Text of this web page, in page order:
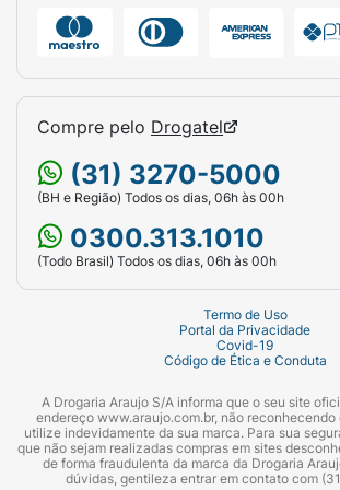
Contém derivados de trigo e leite.
lactose e glúten.
Ingredientes:Farinha de trigo
com ferro e ácido fólico (55%),
em pó integral (20%), vitaminas
pantotenato de cálcio), vitamina B6
(cloridrato de piridoxina) e
(tiamina mononitrato)], minerais
(fosfato de cálcio dibásico), ferro
ferroso) e zinco (óxido de zinco)],
Modo de Conservação:Coloque
em um recipiente limpo e seco,
armazene em local fresco e seco.
Compre pelo Drogatel
(31) 3270-5000
(BH e Região) Todos os dias, 06h às 00h
0300.313.1010
(Todo Brasil) Todos os dias, 06h às 00h
Termo de Uso
Portal da Privacidade
Covid-19
Código de Ética e Conduta
A Drogaria Araujo S/A informa que o seu site
endereço www.araujo.com.br, não
utilize indevidamente da sua marca. Para sua
que não sejam realizadas compras em sites
de forma fraudulenta da marca da Drogaria
dúvidas, gentileza entrar em contato com